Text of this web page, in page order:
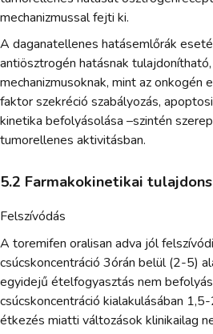
mechanizmussal fejti ki.
A daganatellenes hatásemlőrák
antiösztrogén hatásnak
mechanizmusoknak, mint az onkogén
faktor szekréció szabályozás,
kinetika befolyásolása –szintén
tumorellenes aktivitásban.
5.2 Farmakokinetikai
Felszívódás
A toremifen oralisan adva jól
csúcskoncentráció 3órán belül (2-5)
egyidejű ételfogyasztás nem
csúcskoncentráció kialakulásában
étkezés miatti változások klinikailag